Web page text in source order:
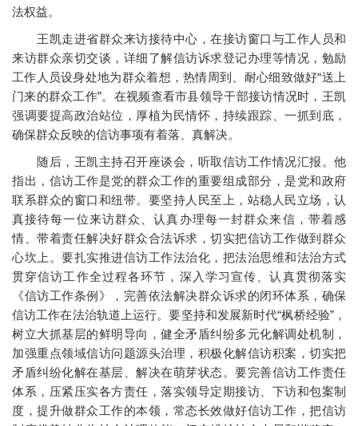
法权益。
王凯走进省群众来访接待中心，在接访窗口与工作人员和
来访群众亲切交谈，详细了解信访诉求登记办理等情况，勉励
工作人员设身处地为群众着想，热情周到、耐心细致做好“送上
门来的群众工作”。在视频查看市县领导干部接访情况时，王凯
强调要提高政治站位，厚植为民情怀，持续跟踪、一抓到底，
确保群众反映的信访事项有着落、真解决。
随后，王凯主持召开座谈会，听取信访工作情况汇报。他
指出，信访工作是党的群众工作的重要组成部分，是党和政府
联系群众的窗口和纽带。要坚持人民至上，站稳人民立场，认
真接待每一位来访群众、认真办理每一封群众来信，带着感
情、带着责任解决好群众合法诉求，切实把信访工作做到群众
心坎上。要扎实推进信访工作法治化，把法治思维和法治方式
贯穿信访工作全过程各环节，深入学习宣传、认真贯彻落实
《信访工作条例》，完善依法解决群众诉求的闭环体系，确保
信访工作在法治轨道上运行。要坚持和发展新时代“枫桥经验”，
树立大抓基层的鲜明导向，健全矛盾纠纷多元化解调处机制，
加强重点领域信访问题源头治理，积极化解信访积案，切实把
矛盾纠纷化解在基层、解决在萌芽状态。要完善信访工作责任
体系，压紧压实各方责任，落实领导定期接访、下访和包案制
度，提升做群众工作的本领，常态长效做好信访工作，把信访